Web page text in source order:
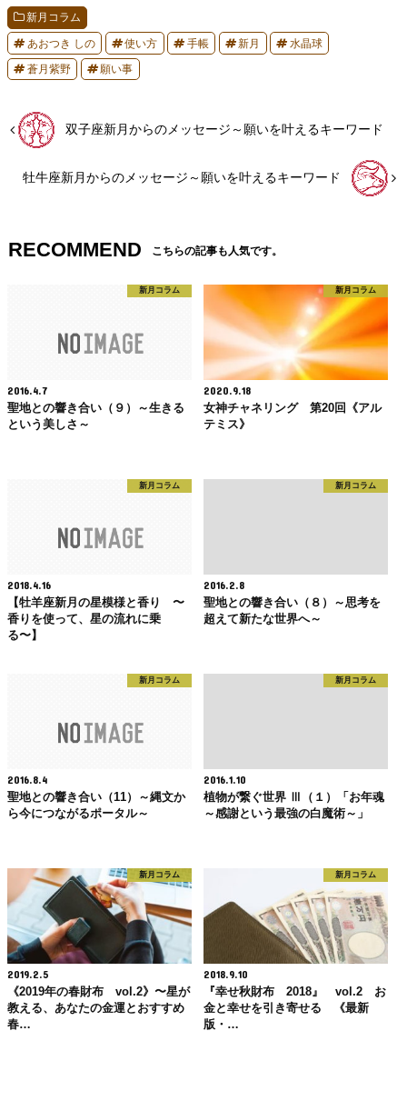
新月コラム
あおつき しの 使い方 手帳 新月 水晶球
蒼月紫野 願い事
双子座新月からのメッセージ～願いを叶えるキーワード
牡牛座新月からのメッセージ～願いを叶えるキーワード
RECOMMEND こちらの記事も人気です。
新月コラム
2016.4.7
聖地との響き合い（９）～生きる
という美しさ～
新月コラム
2020.9.18
女神チャネリング 第20回《アル
テミス》
新月コラム
2018.4.16
【牡羊座新月の星模様と香り 〜
香りを使って、星の流れに乗
る〜】
新月コラム
2016.2.8
聖地との響き合い（８）～思考を
超えて新たな世界へ～
新月コラム
2016.8.4
聖地との響き合い（11）～縄文か
ら今につながるポータル～
新月コラム
2016.1.10
植物が繋ぐ世界 Ⅲ（１）「お年魂
～感謝という最強の白魔術～」
新月コラム
2019.2.5
《2019年の春財布 vol.2》〜星が
教える、あなたの金運とおすすめ
春…
新月コラム
2018.9.10
『幸せ秋財布 2018』 vol.2 お
金と幸せを引き寄せる 《最新
版・…